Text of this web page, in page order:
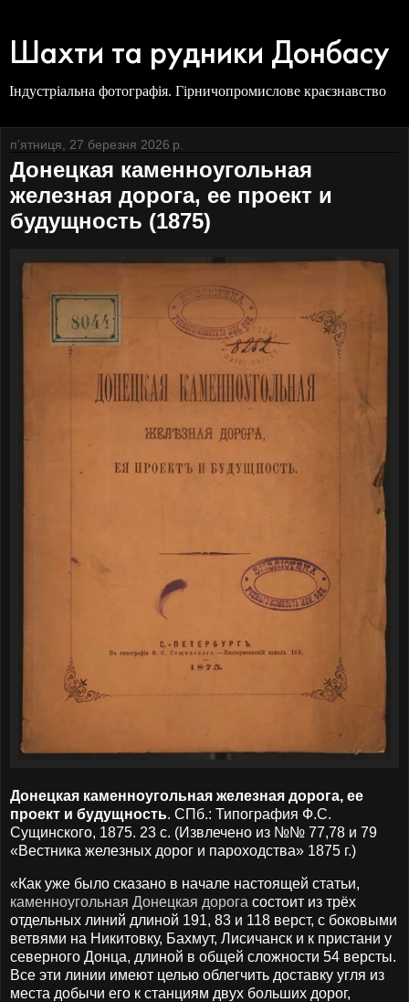
Шахти та рудники Донбасу
Індустріальна фотографія. Гірничопромислове краєзнавство
пʼятниця, 27 березня 2026 р.
Донецкая каменноугольная
железная дорога, ее проект и
будущность (1875)
Донецкая каменноугольная железная дорога, ее
проект и будущность. СПб.: Типография Ф.С.
Сущинского, 1875. 23 с. (Извлечено из №№ 77,78 и 79
«Вестника железных дорог и пароходства» 1875 г.)
«Как уже было сказано в начале настоящей статьи,
каменноугольная Донецкая дорога состоит из трёх
отдельных линий длиной 191, 83 и 118 верст, с боковыми
ветвями на Никитовку, Бахмут, Лисичанск и к пристани у
северного Донца, длиной в общей сложности 54 версты.
Все эти линии имеют целью облегчить доставку угля из
места добычи его к станциям двух больших дорог,